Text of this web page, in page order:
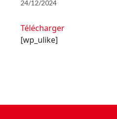
24/12/2024
Télécharger
[wp_ulike]